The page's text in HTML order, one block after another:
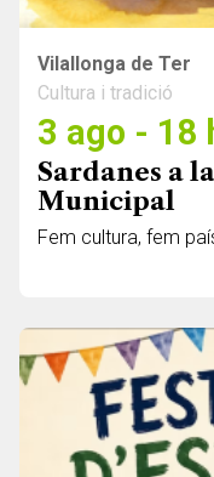
Vilallonga de Ter
Cultura i tradició
3 ago - 18
Sardanes a
Municipal
Fem cultura, fem